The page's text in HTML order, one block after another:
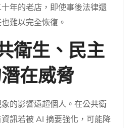
年的老店，即使事後法律還
難以完全恢復。
衛生、民主
在威脅
的影響遠超個人。在公共衛
訊若被 AI 摘要強化，可能降